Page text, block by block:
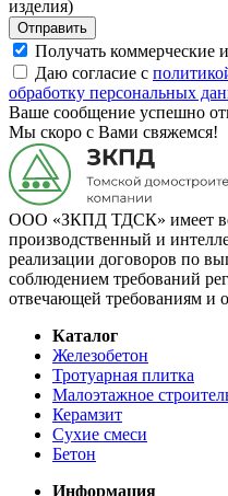
изделия)
Отправить
Получать коммерческие
Даю согласие с
обработку персональных
Ваше сообщение успешно
Мы скоро с Вами свяжемся!
ООО «ЗКПД ТДСК» имеет
производственный и
реализации договоров по
соблюдением требований
отвечающей требованиям и
Каталог
Железобетон
Тротуарная плитка
Малоэтажное
Керамзит
Сухие смеси
Бетон
Информация